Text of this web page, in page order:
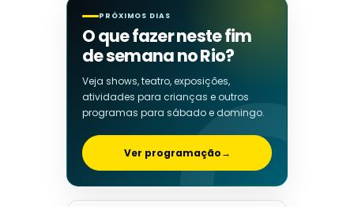
PRÓXIMOS DIAS
O que fazer neste fim
de semana no Rio?
Veja shows, teatro, exposições,
atividades para crianças e outros
programas para sábado e domingo.
Ver programação→